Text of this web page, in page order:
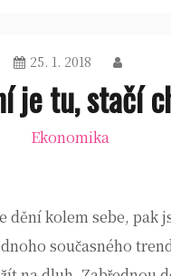
25. 1. 2018
je tu, stačí
Ekonomika
dění kolem sebe, pak
současného